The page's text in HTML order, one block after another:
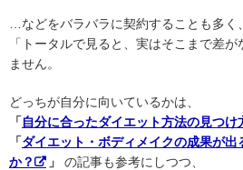
…などをバラバラに契約することも多く、
「トータルで見ると、実はそこまで差
ません。
どっちが自分に向いているかは、
「自分に合ったダイエット方法の見つけ
「ダイエット・ボディメイクの成果が出
か？
」
の記事も参考にしつつ、